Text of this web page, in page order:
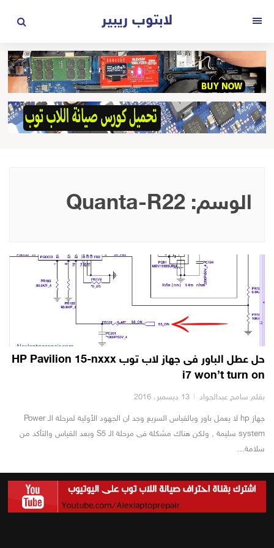
المحتوى
لابتوب ريبير
الوسم: Quanta-R22
حل عطل الباور فى جهاز لاب توب HP Pavilion 15-nxxx
i7 won’t turn on
بقلم سامح عبدالجواد 13 ديسمبر، 2016
جهاز hp لا يعمل باور وبالقياس السريع وجد ان الجهود الأولية لمرحلة الـ Power
system سليمة , ولكن هناك مشكلة فى مرحلة الـ S5 وبعد القياس والتأكد من
سلامة...